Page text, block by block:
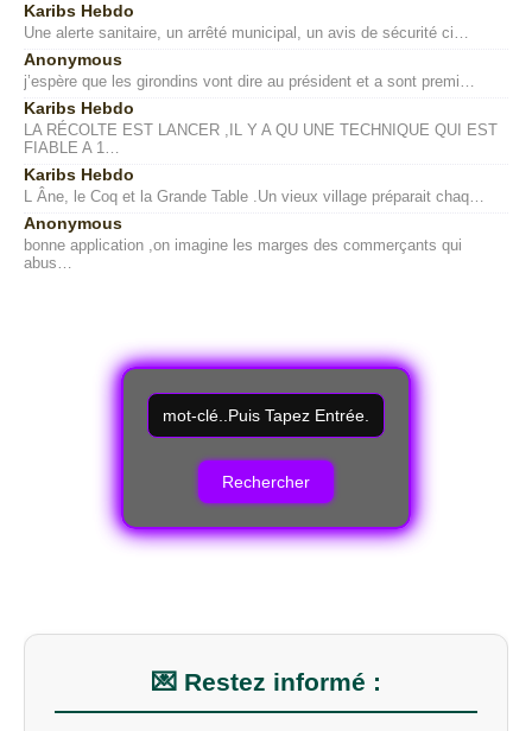
Karibs Hebdo
Une alerte sanitaire, un arrêté municipal, un avis de sécurité ci…
Anonymous
j’espère que les girondins vont dire au président et a sont premi…
Karibs Hebdo
LA RÉCOLTE EST LANCER ,IL Y A QU UNE TECHNIQUE QUI EST
FIABLE A 1…
Karibs Hebdo
L Âne, le Coq et la Grande Table .Un vieux village préparait chaq…
Anonymous
bonne application ,on imagine les marges des commerçants qui
abus…
R
e
c
m
o
t
💌 Restez informé :